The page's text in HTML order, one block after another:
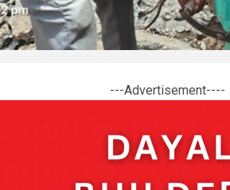
---Advertisement----